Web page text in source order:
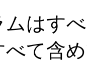
はす
て含